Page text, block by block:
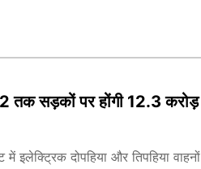
तक सड़कों पर होंगी 12.3 करोड़
इलेक्ट्रिक दोपहिया और तिपहिया वाहनों